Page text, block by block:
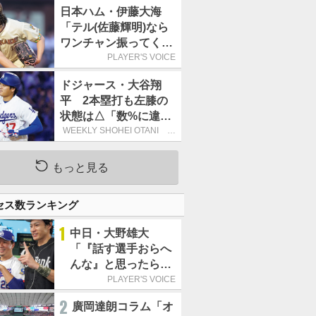
日本ハム・伊藤大海
「テル(佐藤輝明)なら
ワンチャン振ってくれ
るかなと思って超スロ
た」／魔球
PLAYER'S VOICE
ドジャース・大谷翔
平 2本塁打も左膝の
状態は△「数%に違和
感があるなら、まだ休
針」
WEEKLY SHOHEI OTANI 二
刀流で呼び込む3連覇
もっと見る
ス数ランキング
1 中日・大野雄大
「『話す選手おらへ
んな』と思ったら坂
本勇人が来た！」／
PLAYER'S VOICE
2 廣岡達朗コラム「オ